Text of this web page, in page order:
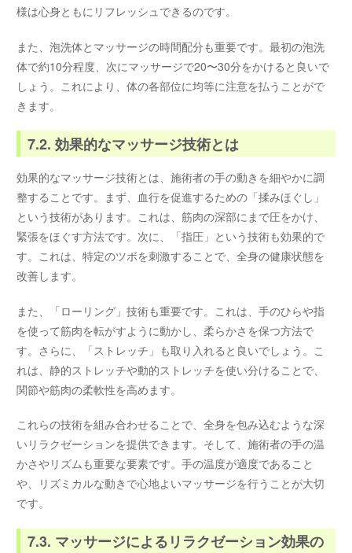
様は心身ともにリフレッシュできるのです。
また、泡洗体とマッサージの時間配分も重要です。最初の泡洗
体で約10分程度、次にマッサージで20〜30分をかけると良いで
しょう。これにより、体の各部位に均等に注意を払うことがで
きます。
7.2. 効果的なマッサージ技術とは
効果的なマッサージ技術とは、施術者の手の動きを細やかに調
整することです。まず、血行を促進するための「揉みほぐし」
という技術があります。これは、筋肉の深部にまで圧をかけ、
緊張をほぐす方法です。次に、「指圧」という技術も効果的で
す。これは、特定のツボを刺激することで、全身の健康状態を
改善します。
また、「ローリング」技術も重要です。これは、手のひらや指
を使って筋肉を転がすように動かし、柔らかさを保つ方法で
す。さらに、「ストレッチ」も取り入れると良いでしょう。こ
れは、静的ストレッチや動的ストレッチを使い分けることで、
関節や筋肉の柔軟性を高めます。
これらの技術を組み合わせることで、全身を包み込むような深
いリラクゼーションを提供できます。そして、施術者の手の温
かさやリズムも重要な要素です。手の温度が適度であること
や、リズミカルな動きで心地よいマッサージを行うことが大切
です。
7.3. マッサージによるリラクゼーション効果の